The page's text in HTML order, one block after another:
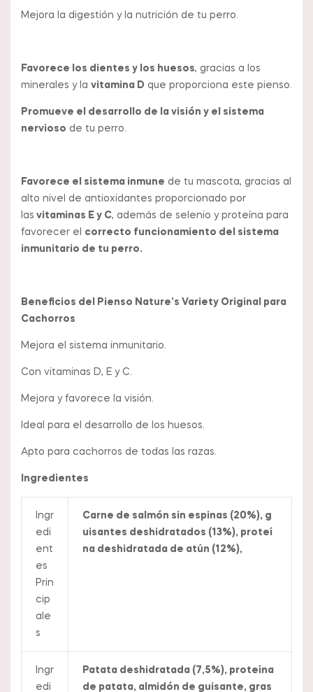
Mejora la digestión y la nutrición de tu perro.
Favorece los dientes y los huesos, gracias a los
minerales y la vitamina D que proporciona este pienso.
Promueve el desarrollo de la visión y el sistema
nervioso de tu perro.
Favorece el sistema inmune de tu mascota, gracias al
alto nivel de antioxidantes proporcionado por
las vitaminas E y C, además de selenio y proteína para
favorecer el correcto funcionamiento del sistema
inmunitario de tu perro.
Beneficios del Pienso Nature’s Variety Original para
Cachorros
Mejora el sistema inmunitario.
Con vitaminas D, E y C.
Mejora y favorece la visión.
Ideal para el desarrollo de los huesos.
Apto para cachorros de todas las razas.
Ingredientes
Ingr
edi
ent
es
Prin
cip
ale
s
Carne de salmón sin espinas (20%), g
uisantes deshidratados (13%), proteí
na deshidratada de atún (12%),
Ingr
edi
Patata deshidratada (7,5%), proteína
de patata, almidón de guisante, gras